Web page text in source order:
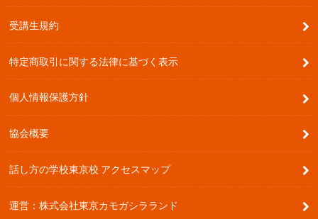
受講生規約
特定商取引に関する法律に基づく表示
個人情報保護方針
協会概要
話し方の学校東京校 アクセスマップ
運営：株式会社東京カモガシラランド